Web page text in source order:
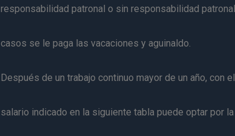
responsabilidad patronal o sin responsabilidad
casos se le paga las vacaciones y aguinaldo.
Después de un trabajo continuo mayor de un año, con
salario indicado en la siguiente tabla puede optar por